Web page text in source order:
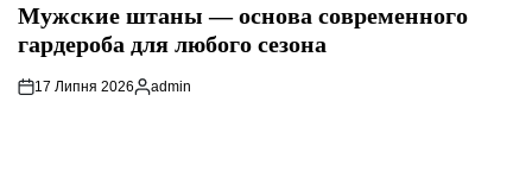
Мужские штаны — основа современного
гардероба для любого сезона
17 Липня 2026
Опубліковано
admin